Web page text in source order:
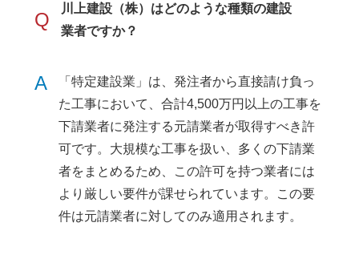
Q
川上建設（株）はどのような種類の建設
業者ですか？
A
「特定建設業」は、発注者から直接請け負っ
た工事において、合計4,500万円以上の工事を
下請業者に発注する元請業者が取得すべき許
可です。大規模な工事を扱い、多くの下請業
者をまとめるため、この許可を持つ業者には
より厳しい要件が課せられています。この要
件は元請業者に対してのみ適用されます。